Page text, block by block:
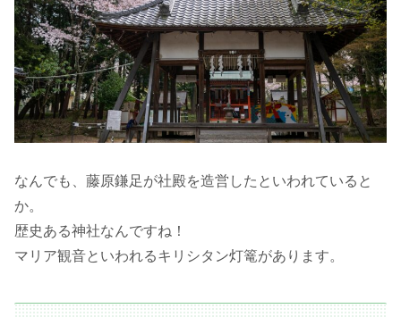
なんでも、藤原鎌足が社殿を造営したといわれていると
か。
歴史ある神社なんですね！
マリア観音といわれるキリシタン灯篭があります。